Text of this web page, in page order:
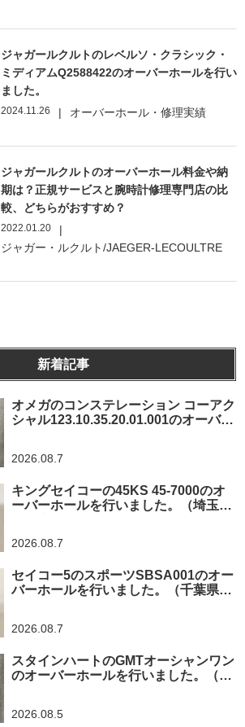
ジャガールクルトのレベルソ・クラシック・
ミディアムQ2588422のオーバーホールを行い
ました。
2024.11.26 | オーバーホール・修理実績
ジャガールクルトのオーバーホール料金や納
期は？正規サービスと腕時計修理専門店の比
較、どちらがおすすめ？
2022.01.20
|
ジャガー・ルクルト/JAEGER-LECOULTRE
新着記事
オメガのコンステレーション コーアク
シャル123.10.35.20.01.001のオーバー
2026.08.7
キングセイコーの45KS 45-7000のオ
ーバーホールを行いました。（埼玉県
2026.08.7
セイコー5のスポーツSBSA001のオー
バーホールを行いました。（千葉県東
2026.08.7
スタインハートのGMTオーシャンワン
のオーバーホールを行いました。（神
2026.08.5